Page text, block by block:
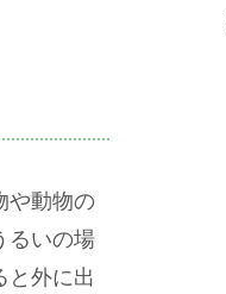
や動物の
るいの場
と外に出